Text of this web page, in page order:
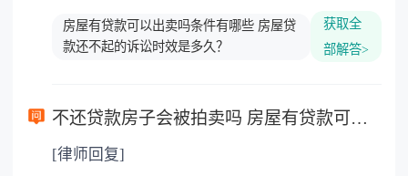
房屋有贷款可以出卖吗条件有哪些 房屋贷
款还不起的诉讼时效是多久？
获取全
部解答>
不还贷款房子会被拍卖吗 房屋有贷款可以出卖吗？
[律师回复]